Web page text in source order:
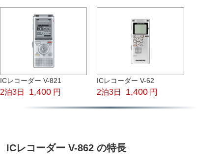
ICレコーダー V-821
2泊3日 1,400 円
ICレコーダー V-62
2泊3日 1,400 円
ICレコーダー V-862 の特長